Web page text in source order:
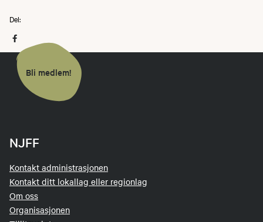
Del:
Bli medlem!
NJFF
Kontakt administrasjonen
Kontakt ditt lokallag eller regionlag
Om oss
Organisasjonen